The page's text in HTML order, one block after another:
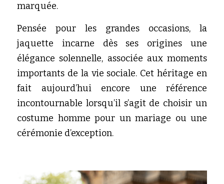
marquée.
Pensée pour les grandes occasions, la
jaquette incarne dès ses origines une
élégance solennelle, associée aux moments
importants de la vie sociale. Cet héritage en
fait aujourd’hui encore une référence
incontournable lorsqu’il s’agit de choisir un
costume homme pour un mariage ou une
cérémonie d’exception.